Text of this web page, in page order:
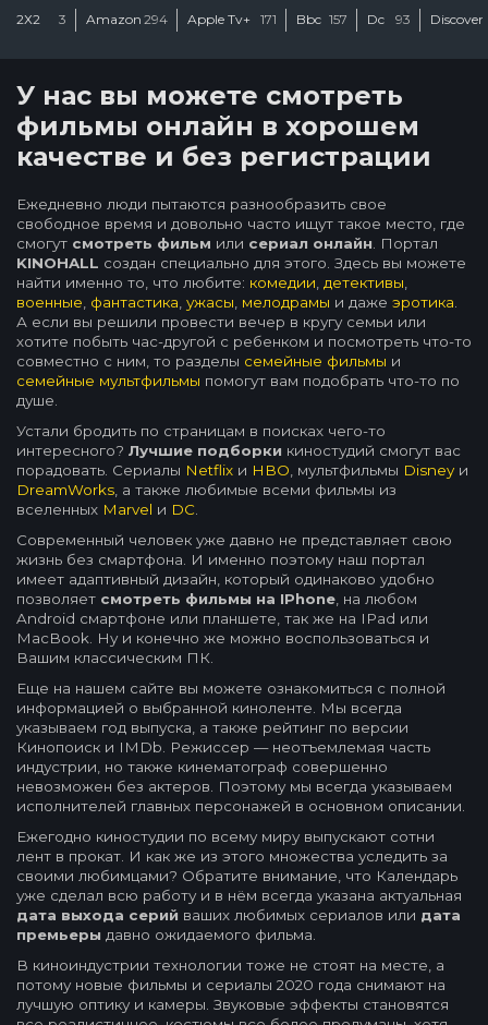
2Х2 3 Amazon 294 Apple Tv+ 171 Bbc 157 Dc 93
У нас вы можете смотреть
фильмы онлайн в хорошем
качестве и без регистрации
Ежедневно люди пытаются разнообразить свое
свободное время и довольно часто ищут такое место, где
смогут смотреть фильм или сериал онлайн . Портал
KINOHALL создан специально для этого. Здесь вы можете
найти именно то, что любите: комедии детективы
военные фантастика ужасы мелодрамы и даже эротика
А если вы решили провести вечер в кругу семьи или
хотите побыть час-другой с ребенком и посмотреть что-то
совместно с ним, то разделы семейные фильмы и
семейные мультфильмы помогут вам подобрать что-то по
душе.
Устали бродить по страницам в поисках чего-то
интересного? Лучшие подборки киностудий смогут вас
порадовать. Сериалы Netflix и HBO , мультфильмы Disney и
DreamWorks , а также любимые всеми фильмы из
вселенных Marvel и DC
Современный человек уже давно не представляет свою
жизнь без смартфона. И именно поэтому наш портал
имеет адаптивный дизайн, который одинаково удобно
позволяет смотреть фильмы на IPhone , на любом
Android смартфоне или планшете, так же на IPad или
MacBook. Ну и конечно же можно воспользоваться и
Вашим классическим ПК.
Еще на нашем сайте вы можете ознакомиться с полной
информацией о выбранной киноленте. Мы всегда
указываем год выпуска, а также рейтинг по версии
Кинопоиск и IMDb. Режиссер — неотъемлемая часть
индустрии, но также кинематограф совершенно
невозможен без актеров. Поэтому мы всегда указываем
исполнителей главных персонажей в основном описании.
Ежегодно киностудии по всему миру выпускают сотни
лент в прокат. И как же из этого множества уследить за
своими любимцами? Обратите внимание, что Календарь
уже сделал всю работу и в нём всегда указана актуальная
дата выхода серий ваших любимых сериалов или дата
премьеры давно ожидаемого фильма.
В киноиндустрии технологии тоже не стоят на месте, а
потому новые фильмы и сериалы 2020 года снимают на
лучшую оптику и камеры. Звуковые эффекты становятся